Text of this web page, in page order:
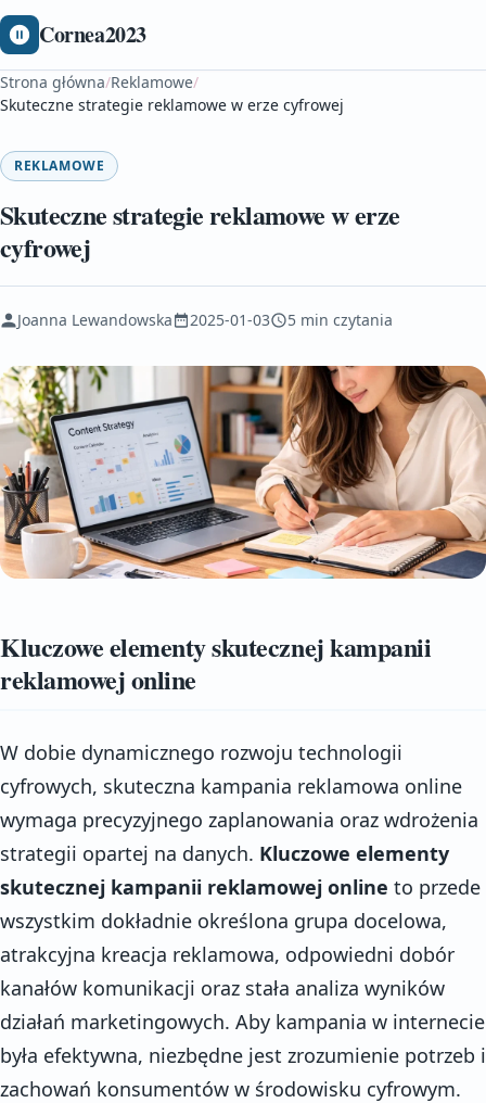
Cornea2023
Strona główna/Reklamowe/
Skuteczne strategie reklamowe w erze cyfrowej
REKLAMOWE
Skuteczne strategie reklamowe w erze
cyfrowej
Joanna Lewandowska 2025-01-03 5 min czytania
Kluczowe elementy skutecznej kampanii
reklamowej online
W dobie dynamicznego rozwoju technologii
cyfrowych, skuteczna kampania reklamowa online
wymaga precyzyjnego zaplanowania oraz wdrożenia
strategii opartej na danych. Kluczowe elementy
skutecznej kampanii reklamowej online to przede
wszystkim dokładnie określona grupa docelowa,
atrakcyjna kreacja reklamowa, odpowiedni dobór
kanałów komunikacji oraz stała analiza wyników
działań marketingowych. Aby kampania w internecie
była efektywna, niezbędne jest zrozumienie potrzeb i
zachowań konsumentów w środowisku cyfrowym.